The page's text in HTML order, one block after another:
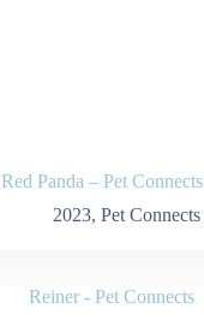
Red Panda – Pet Connects
2023, Pet Connects